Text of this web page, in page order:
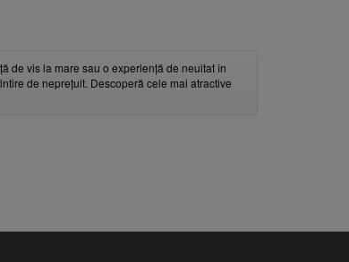
de vis la mare sau o experiență de neuitat în
de neprețuit. Descoperă cele mai atractive